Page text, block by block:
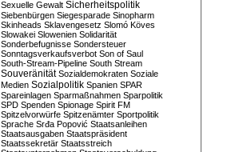
Sexuelle Gewalt Sicherheitspolitik
Siebenbürgen Siegesparade Sinopharm
Skinheads Sklavengesetz Slomó Köves
Slowakei Slowenien Solidarität
Sonderbefugnisse Sondersteuer
Sonntagsverkaufsverbot Son of Saul
South-Stream-Pipeline South Stream
Souveränität Sozialdemokraten Soziale
Medien Sozialpolitik Spanien SPAR
Spareinlagen Sparmaßnahmen Sparpolitik
SPD Spenden Spionage Spirit FM
Spitzelvorwürfe Spitzenämter Sportpolitik
Sprache Srđa Popović Staatsanleihen
Staatsausgaben Staatspräsident
Staatssekretär Staatsstreich